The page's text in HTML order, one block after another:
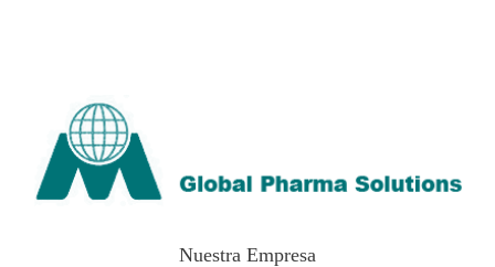
Nuestra Empresa